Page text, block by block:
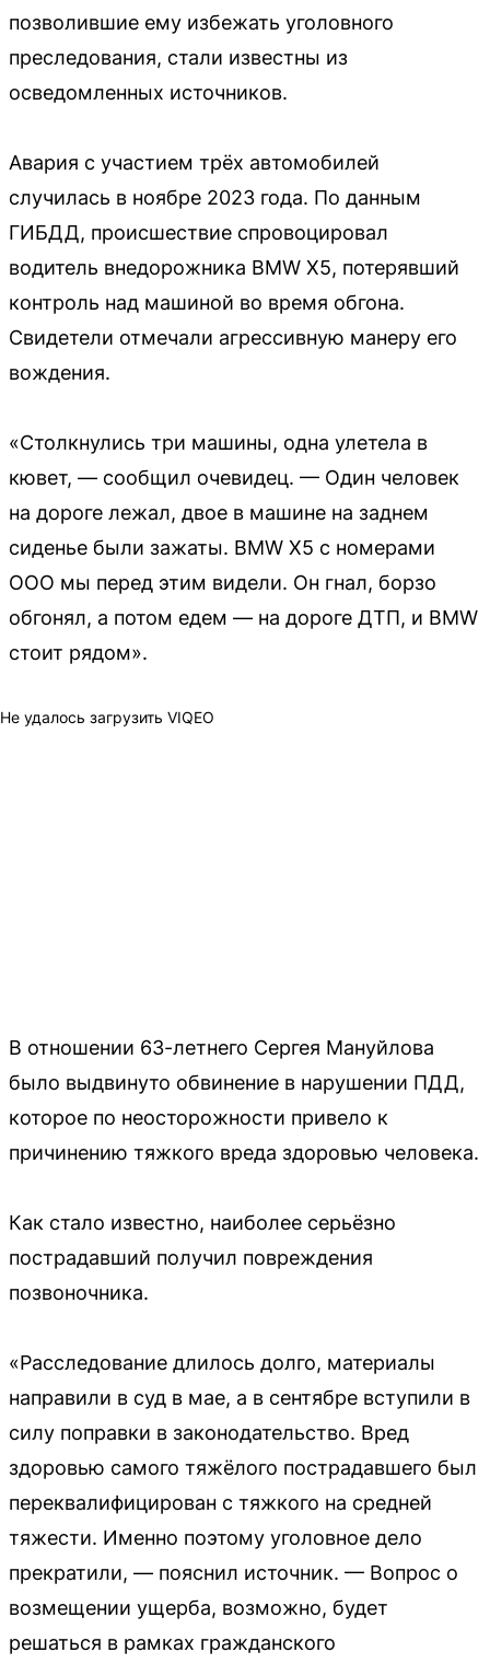
позволившие ему избежать уголовного
преследования, стали известны из
осведомленных источников.
Авария с участием трёх автомобилей
случилась в ноябре 2023 года. По данным
ГИБДД, происшествие спровоцировал
водитель внедорожника BMW Х5, потерявший
контроль над машиной во время обгона.
Свидетели отмечали агрессивную манеру его
вождения.
«Столкнулись три машины, одна улетела в
кювет, — сообщил очевидец. — Один человек
на дороге лежал, двое в машине на заднем
сиденье были зажаты. BMW X5 с номерами
ООО мы перед этим видели. Он гнал, борзо
обгонял, а потом едем — на дороге ДТП, и BMW
стоит рядом».
Не удалось загрузить VIQEO
В отношении 63-летнего Сергея Мануйлова
было выдвинуто обвинение в нарушении ПДД,
которое по неосторожности привело к
причинению тяжкого вреда здоровью человека.
Как стало известно, наиболее серьёзно
пострадавший получил повреждения
позвоночника.
«Расследование длилось долго, материалы
направили в суд в мае, а в сентябре вступили в
силу поправки в законодательство. Вред
здоровью самого тяжёлого пострадавшего был
переквалифицирован с тяжкого на средней
тяжести. Именно поэтому уголовное дело
прекратили, — пояснил источник. — Вопрос о
возмещении ущерба, возможно, будет
решаться в рамках гражданского